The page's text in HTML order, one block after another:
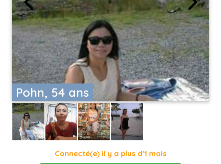
Pohn, 54 ans
Connecté(e) il y a plus d'1 mois